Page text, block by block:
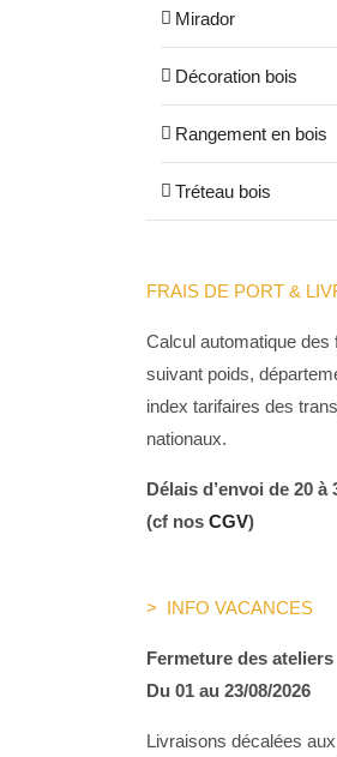
Mirador
Décoration bois
Rangement en bois
Tréteau bois
FRAIS DE PORT &
Calcul automatique des
suivant poids,
index tarifaires des
nationaux.
Délais d’envoi de 20
(cf nos CGV)
> INFO VACANCES
Fermeture des ateliers
Du 01 au 23/08/2026
Livraisons décalées